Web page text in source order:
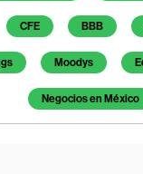
CFE BBB
Moodys
Negocios en México